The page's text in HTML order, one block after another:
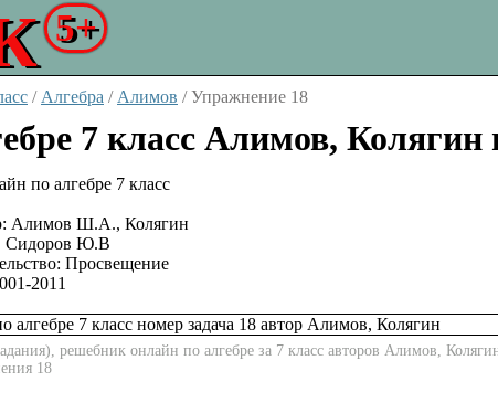
5+
/ Алгебра / Алимов / Упражнение 18
7 класс Алимов, Колягин
Алимов Ш.А., Колягин
Ю.В
Просвещение
2011
решебник онлайн по алгебре за 7 класс авторов Алимов,
18